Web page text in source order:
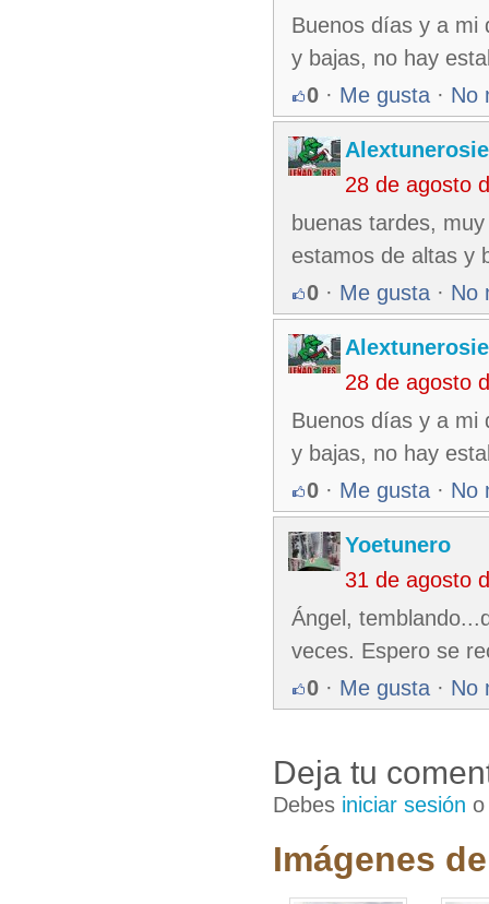
Buenos días y a mi
y bajas, no hay
0 · Me gusta · No
28 de agosto
buenas tardes,
estamos de altas y
0 · Me gusta · No
28 de agosto
Buenos días y a mi
y bajas, no hay
0 · Me gusta · No
Yoetunero
31 de agosto
Ángel,
veces. Espero se
0 · Me gusta · No
Deja tu
Debes iniciar sesión
Imágenes